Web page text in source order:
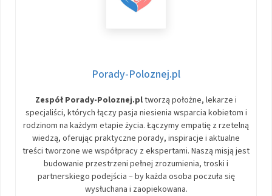
Porady-Poloznej.pl
Zespół Porady-Poloznej.pltworzą położne, lekarze i
specjaliści, których łączy pasja niesienia wsparcia kobietom i
rodzinom na każdym etapie życia. Łączymy empatię z rzetelną
wiedzą, oferując praktyczne porady, inspiracje i aktualne
treści tworzone we współpracy z ekspertami. Naszą misją jest
budowanie przestrzeni pełnej zrozumienia, troski i
partnerskiego podejścia – by każda osoba poczuła się
wysłuchana i zaopiekowana.